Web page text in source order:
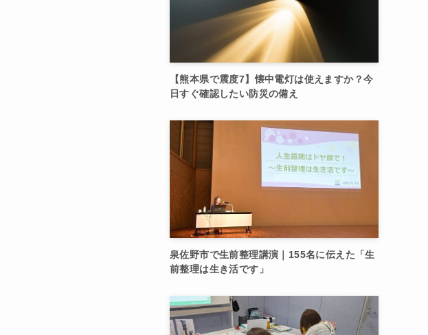
【熊本県で震度7】懐中電灯は使えますか？今
日すぐ確認したい防災の備え
泉佐野市で生前整理講演｜155名に伝えた「生
前整理は生き活です」